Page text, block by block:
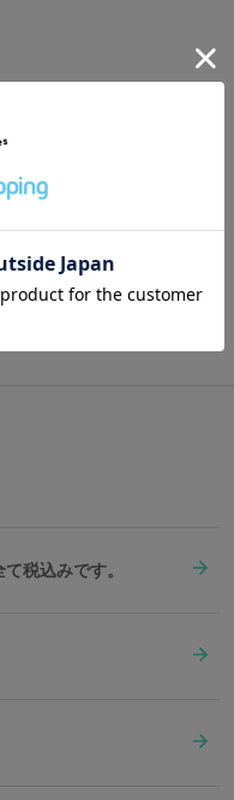
をデザイン。おばあちゃん
。
金具：亜鉛合金、鉄
る
税込みです。